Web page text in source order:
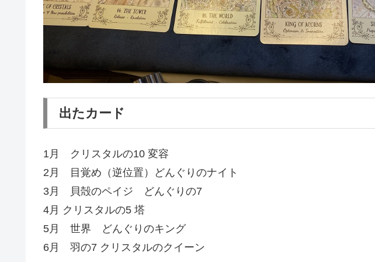
出たカード
1月 クリスタルの10 変容
2月 目覚め（逆位置）どんぐりのナイト
3月 貝殻のペイジ どんぐりの7
4月 クリスタルの5 塔
5月 世界 どんぐりのキング
6月 羽の7 クリスタルのクイーン